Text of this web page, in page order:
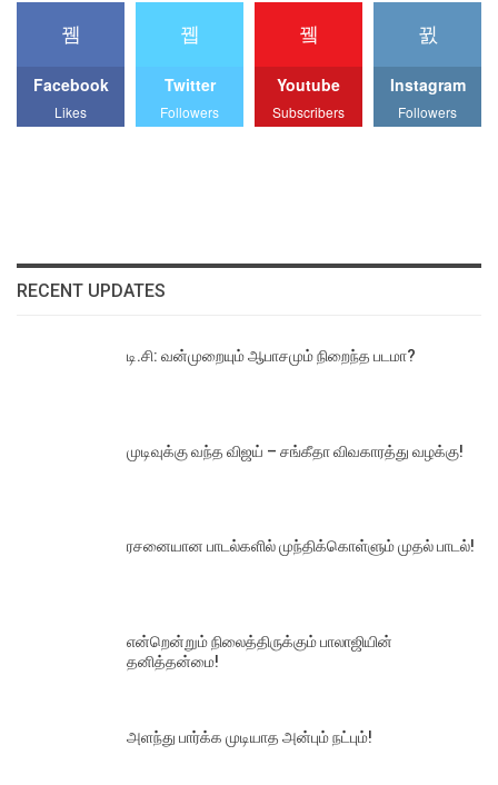
Facebook
Likes
Twitter
Followers
Youtube
Subscribers
Instagram
Followers
RECENT UPDATES
டி.சி: வன்முறையும் ஆபாசமும் நிறைந்த படமா?
முடிவுக்கு வந்த விஜய் – சங்கீதா விவகாரத்து வழக்கு!
ரசனையான பாடல்களில் முந்திக்கொள்ளும் முதல் பாடல்!
என்றென்றும் நிலைத்திருக்கும் பாலாஜியின்
தனித்தன்மை!
அளந்து பார்க்க முடியாத அன்பும் நட்பும்!